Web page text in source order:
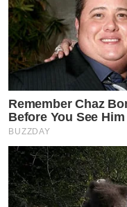
Remember Chaz
Before You See
BUZZDAY